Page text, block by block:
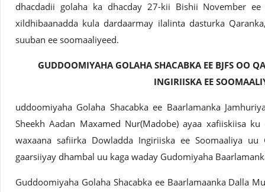
dhacdadii golaha ka dhacday 27-kii Bishii November
xildhibaanadda kula dardaarmay ilalinta dasturka
suuban ee soomaaliyeed.
GUDDOOMIYAHA GOLAHA SHACABKA EE BJFS OO
INGIRIISKA EE
uddoomiyaha Golaha Shacabka ee Baarlamanka
Sheekh Aadan Maxamed Nur(Madobe) ayaa xafiiskiisa
waxaana safiirka Dowladda Ingiriiska ee Soomaaliya uu
gaarsiiyay dhambal uu kaga waday Gudomiyaha
Guddoomiyaha Golaha Shacabka ee Baarlamaanka Dalla